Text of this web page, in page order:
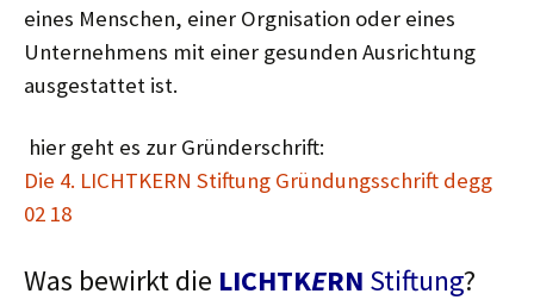
eines Menschen, einer Orgnisation oder eines
Unternehmens mit einer gesunden Ausrichtung
ausgestattet ist.
hier geht es zur Gründerschrift:
Die 4. LICHTKERN Stiftung Gründungsschrift degg
02 18
Was bewirkt die LICHTKERN Stiftung?